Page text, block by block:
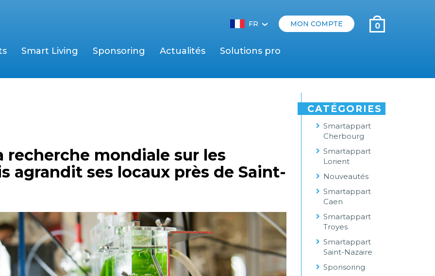
FR‹ MON COMPTE 0
Smart Living Sponsoring Actualités Solutions pro
recherche mondiale sur les
agrandit ses locaux près de Saint-
CATÉGORIES
Smartappart
Cherbourg
Smartappart
Lorient
Nouveautés
Smartappart
Caen
Smartappart
Troyes
Smartappart
Saint-Nazaire
Sponsoring